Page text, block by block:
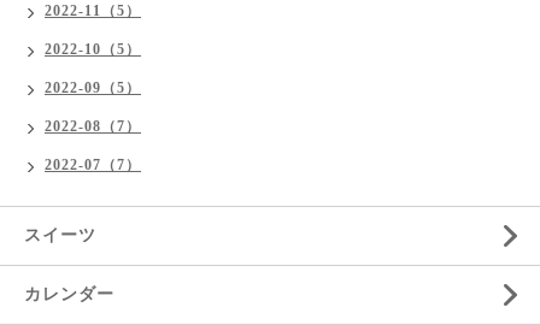
2022-11（5）
2022-10（5）
2022-09（5）
2022-08（7）
2022-07（7）
スイーツ
カレンダー